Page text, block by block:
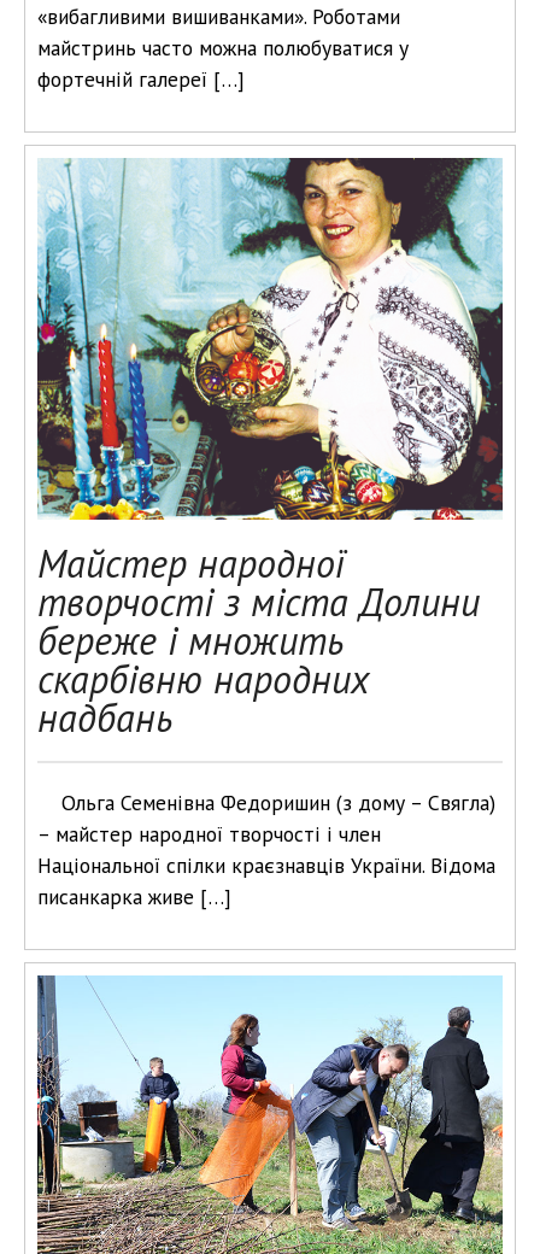
«вибагливими вишиванками». Роботами
майстринь часто можна полюбуватися у
фортечній галереї […]
Майстер народної
творчості з міста Долини
береже і множить
скарбівню народних
надбань
Ольга Семенівна Федоришин (з дому – Свягла)
– майстер народної творчості і член
Національної спілки краєзнавців України. Відома
писанкарка живе […]